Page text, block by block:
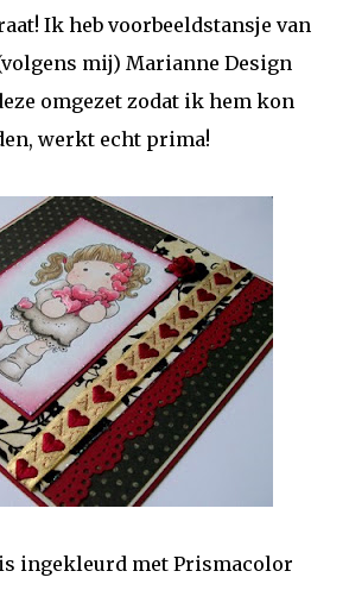
Ik heb voorbeeldstansje van
mij) Marianne Design
omgezet zodat ik hem kon
werkt echt prima!
ingekleurd met Prismacolor